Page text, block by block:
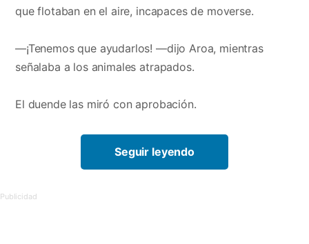
que flotaban en el aire, incapaces de moverse.
—¡Tenemos que ayudarlos! —dijo Aroa, mientras
señalaba a los animales atrapados.
El duende las miró con aprobación.
Seguir leyendo